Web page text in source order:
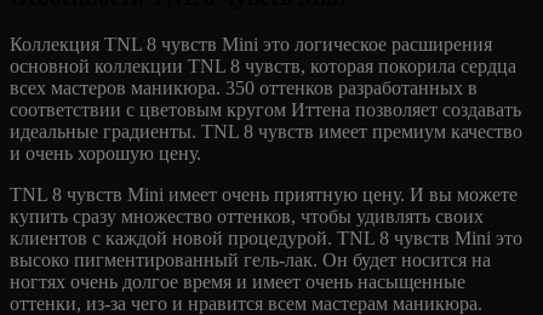
Коллекция TNL 8 чувств Mini это логическое расширения
основной коллекции TNL 8 чувств, которая покорила сердца
всех мастеров маникюра. 350 оттенков разработанных в
соответствии с цветовым кругом Иттена позволяет создавать
идеальные градиенты. TNL 8 чувств имеет премиум качество
и очень хорошую цену.
TNL 8 чувств Mini имеет очень приятную цену. И вы можете
купить сразу множество оттенков, чтобы удивлять своих
клиентов с каждой новой процедурой. TNL 8 чувств Mini это
высоко пигментированный гель-лак. Он будет носится на
ногтях очень долгое время и имеет очень насыщенные
оттенки, из-за чего и нравится всем мастерам маникюра.